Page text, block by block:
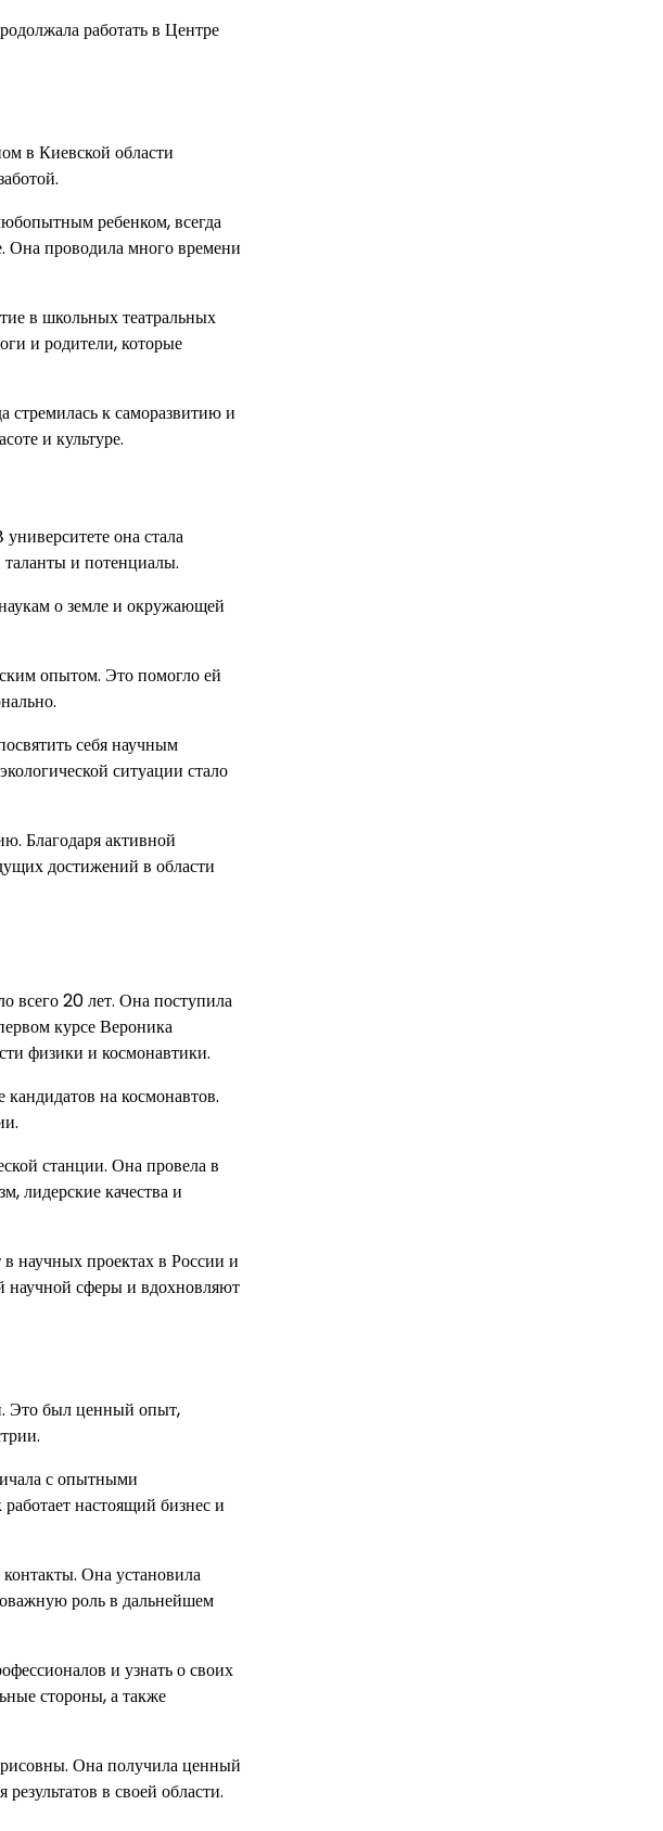
работать в Центре
в Киевской области
ребенком, всегда
Она проводила много времени
в школьных театральных
и родители, которые
стремилась к саморазвитию и
и культуре.
она стала
таланты и потенциалы.
о земле и окружающей
опытом. Это помогло ей
себя научным
ситуации стало
Благодаря активной
достижений в области
всего 20 лет. Она поступила
курсе Вероника
физики и космонавтики.
кандидатов на космонавтов.
станции. Она провела в
лидерские качества и
научных проектах в России и
научной сферы и вдохновляют
Это был ценный опыт,
с опытными
настоящий бизнес и
Она установила
роль в дальнейшем
и узнать о своих
стороны, а также
Она получила ценный
в своей области.